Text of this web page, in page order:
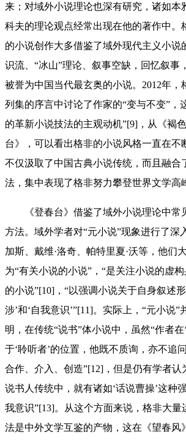
来；对域外小说理论也深有研究，诸如本
科夫的理论观点经常出现在他的著作中。
的小说创作大多借鉴了域外现代主义小说
识流、“冰山”理论、叙事空缺，回忆叙事
被誉为中国当代最玄奥的小说。2012年，
列集的序言中讨论了作家的“变与不变”，
的革新小说技法的主观动机”[9]，从《褐
台》，可以看出格非的小说风格一直在不
不仅汲取了中国古典小说传统，而且融合
法，集中表现了格非努力攀登世界文学高
《登春台》借鉴了域外小说理论中常
方法。域外学者对“元小说”现象进行了深
加斯、戴维·洛奇、帕特里夏·沃等，他们
为“有关小说的小说”，“是关注小说的虚
的小说”[10]，“以强调小说关于自身叙述
涉’和‘自我意识’”[11]。实际上，“元小说
明，在传统“说书”体小说中，虽然“作者在
于‘聆听者’的位置，他既不质询，亦不追
合作、介入、创造”[12]，但是仍有学者认
说书人传统中，就有诸如‘话说曹操’这种
我意识”[13]。从这个方面来说，格非大量
法是中外文学互鉴的产物，这在《望春风